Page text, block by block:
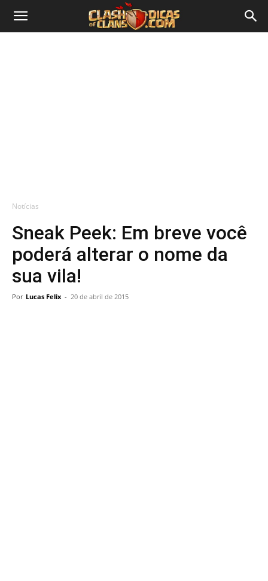
Notícias
Sneak Peek: Em breve você
poderá alterar o nome da
sua vila!
Por Lucas Felix - 20 de abril de 2015